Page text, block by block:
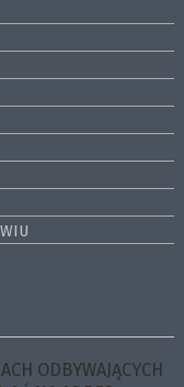
ODBYWAJĄCYCH